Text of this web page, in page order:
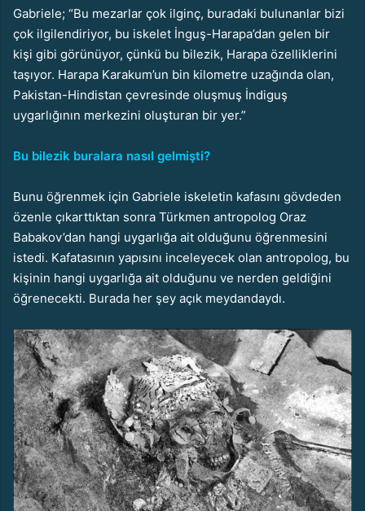
Gabriele; “Bu mezarlar çok ilginç, buradaki bulunanlar bizi
çok ilgilendiriyor, bu iskelet İnguş-Harapa’dan gelen bir
kişi gibi görünüyor, çünkü bu bilezik, Harapa özelliklerini
taşıyor. Harapa Karakum’un bin kilometre uzağında olan,
Pakistan-Hindistan çevresinde oluşmuş İndiguş
uygarlığının merkezini oluşturan bir yer.”
Bu bilezik buralara nasıl gelmişti?
Bunu öğrenmek için Gabriele iskeletin kafasını gövdeden
özenle çıkarttıktan sonra Türkmen antropolog Oraz
Babakov’dan hangi uygarlığa ait olduğunu öğrenmesini
istedi. Kafatasının yapısını inceleyecek olan antropolog, bu
kişinin hangi uygarlığa ait olduğunu ve nerden geldiğini
öğrenecekti. Burada her şey açık meydandaydı.